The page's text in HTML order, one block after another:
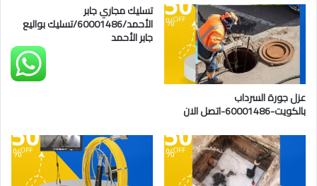
عزل جورة السرداب
بالكويت-60001486-اتصل الان
تسليك مجاري جابر
الأحمد/60001486/تسليك بواليع
جابر الأحمد